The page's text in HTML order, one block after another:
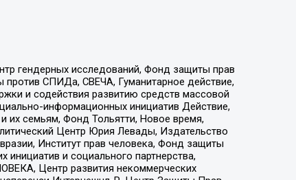
гендерных исследований, Фонд защиты прав
СПИДа, СВЕЧА, Гуманитарное действие,
и содействия развитию средств массовой
информационных инициатив Действие,
семьям, Фонд Тольятти, Новое время,
Центр Юрия Левады, Издательство
Институт прав человека, Фонд защиты
инициатив и социального партнерства,
Центр развития некоммерческих